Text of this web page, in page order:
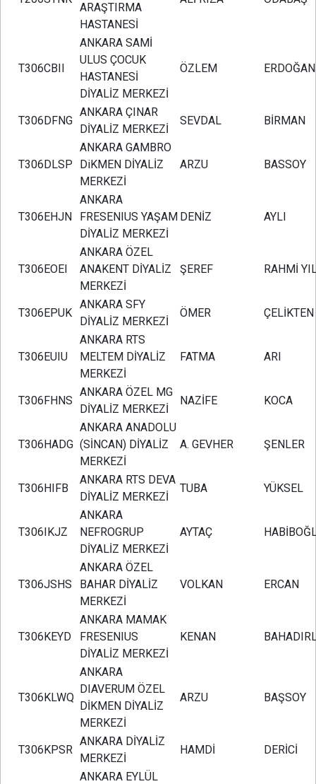
ARAŞTIRMA
HASTANESİ
T306CBII
ANKARA SAMİ
ULUS ÇOCUK
HASTANESİ
DİYALİZ MERKEZİ
ÖZLEM ERDOĞAN
T306DFNG
ANKARA ÇINAR
DİYALİZ MERKEZİ
SEVDAL BİRMAN
T306DLSP
ANKARA GAMBRO
DiKMEN DİYALİZ
MERKEZİ
ARZU BASSOY
T306EHJN
ANKARA
FRESENIUS YAŞAM
DİYALİZ MERKEZİ
DENİZ AYLI
T306EOEI
ANKARA ÖZEL
ANAKENT DİYALİZ
MERKEZİ
ŞEREF RAHMİ
T306EPUK
ANKARA SFY
DİYALİZ MERKEZİ
ÖMER ÇELİKTEN
T306EUIU
ANKARA RTS
MELTEM DİYALİZ
MERKEZİ
FATMA ARI
T306FHNS
ANKARA ÖZEL MG
DİYALİZ MERKEZİ
NAZİFE KOCA
T306HADG
ANKARA ANADOLU
(SİNCAN) DİYALİZ
MERKEZİ
A. GEVHER ŞENLER
T306HIFB
ANKARA RTS DEVA
DİYALİZ MERKEZİ
TUBA YÜKSEL
T306IKJZ
ANKARA
NEFROGRUP
DİYALİZ MERKEZİ
AYTAÇ
T306JSHS
ANKARA ÖZEL
BAHAR DİYALİZ
MERKEZİ
VOLKAN ERCAN
T306KEYD
ANKARA MAMAK
FRESENIUS
DİYALİZ MERKEZİ
KENAN
T306KLWQ
ANKARA
DIAVERUM ÖZEL
DİKMEN DİYALİZ
MERKEZİ
ARZU BAŞSOY
T306KPSR
ANKARA DİYALİZ
MERKEZİ
HAMDİ DERİCİ
ANKARA EYLÜL